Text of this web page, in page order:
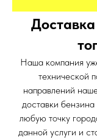
Наша компания
технической
направлений
доставки
любую точку
данной услуги и